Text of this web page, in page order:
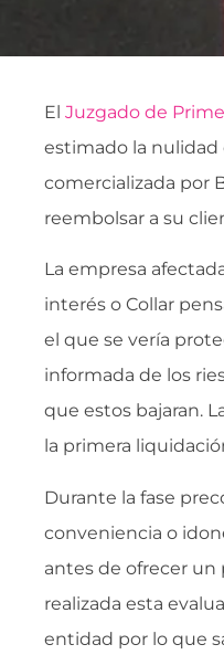
El Juzgado de
estimado la
comercializada por
reembolsar a su
La empresa
interés o Collar
el que se vería
informada de los
que estos bajaran.
la primera
Durante la fase
conveniencia o
antes de ofrecer
realizada esta
entidad por lo que